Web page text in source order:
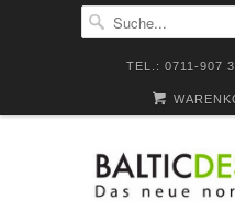
TEL.: 0711-907